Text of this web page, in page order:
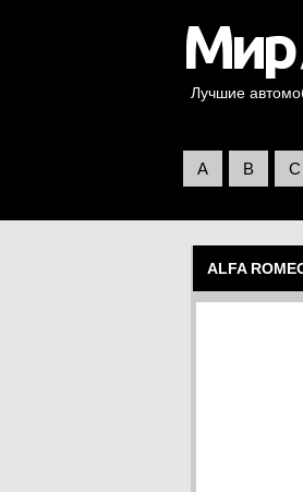
Лучшие
A B C
ALFA